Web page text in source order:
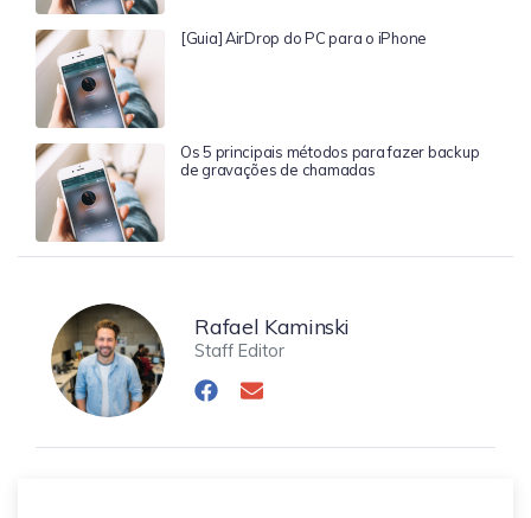
[Guia] AirDrop do PC para o iPhone
Os 5 principais métodos para fazer backup
de gravações de chamadas
Rafael Kaminski
Staff Editor